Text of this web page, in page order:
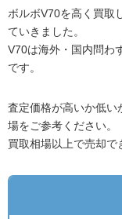
ボルボV70を高く買取
ていきました。
V70は海外・国内問わ
です。
査定価格が高いか低い
場をご参考ください。
買取相場以上で売却で